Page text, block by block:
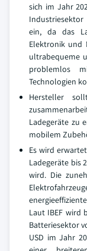
sich im Jahr
ein, da das
Elektronik und
ultrabequeme
problemlos
Technologien
Hersteller
Ladegeräte zu
mobilem
Es wird
Ladegeräte bis
wird. Die
Laut IBEF wird
Batteriesektor
USD im Jahr